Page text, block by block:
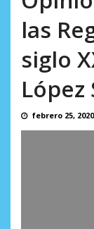
las
siglo
López
febrero 25, 2020